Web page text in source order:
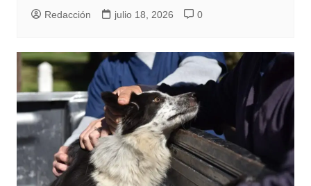
Redacción julio 18, 2026 0